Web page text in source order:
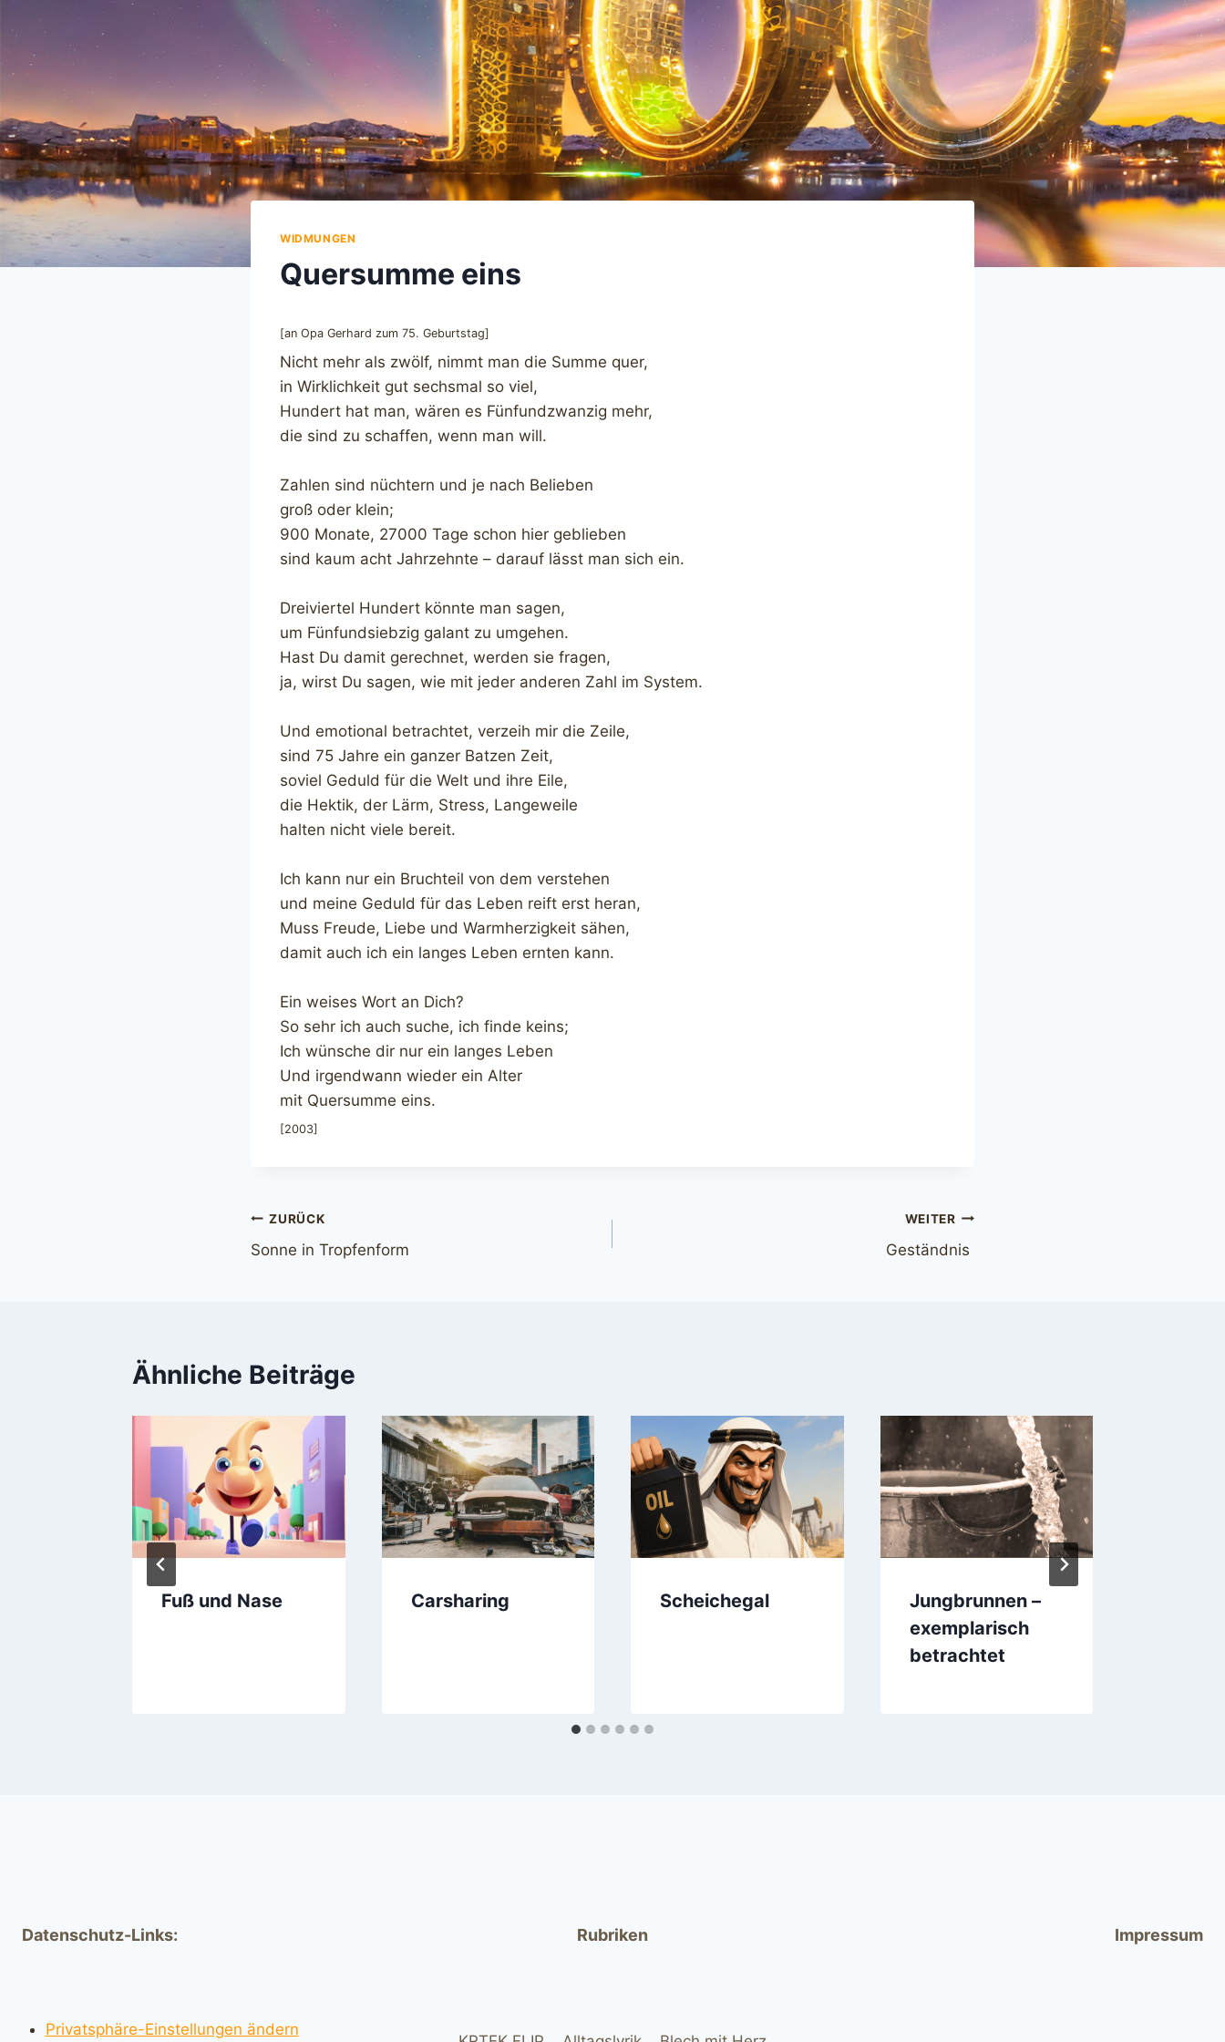
WIDMUNGEN
Quersumme eins
[an Opa Gerhard zum 75. Geburtstag]
Nicht mehr als zwölf, nimmt man die Summe quer,
in Wirklichkeit gut sechsmal so viel,
Hundert hat man, wären es Fünfundzwanzig mehr,
die sind zu schaffen, wenn man will.
Zahlen sind nüchtern und je nach Belieben
groß oder klein;
900 Monate, 27000 Tage schon hier geblieben
sind kaum acht Jahrzehnte – darauf lässt man sich ein.
Dreiviertel Hundert könnte man sagen,
um Fünfundsiebzig galant zu umgehen.
Hast Du damit gerechnet, werden sie fragen,
ja, wirst Du sagen, wie mit jeder anderen Zahl im System.
Und emotional betrachtet, verzeih mir die Zeile,
sind 75 Jahre ein ganzer Batzen Zeit,
soviel Geduld für die Welt und ihre Eile,
die Hektik, der Lärm, Stress, Langeweile
halten nicht viele bereit.
Ich kann nur ein Bruchteil von dem verstehen
und meine Geduld für das Leben reift erst heran,
Muss Freude, Liebe und Warmherzigkeit sähen,
damit auch ich ein langes Leben ernten kann.
Ein weises Wort an Dich?
So sehr ich auch suche, ich finde keins;
Ich wünsche dir nur ein langes Leben
Und irgendwann wieder ein Alter
mit Quersumme eins.
[2003]
Beitragsnavigation
ZURÜCK
Sonne in Tropfenform
WEITER
Geständnis
Ähnliche Beiträge
Fuß und Nase Carsharing Scheichegal
Jungbrunnen –
exemplarisch
betrachtet
Datenschutz-Links: Rubriken Impressum
Privatsphäre-Einstellungen ändern